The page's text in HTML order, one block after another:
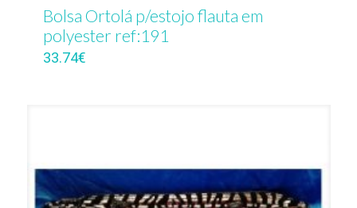
Bolsa Ortolá p/estojo flauta em
polyester ref:191
33.74€